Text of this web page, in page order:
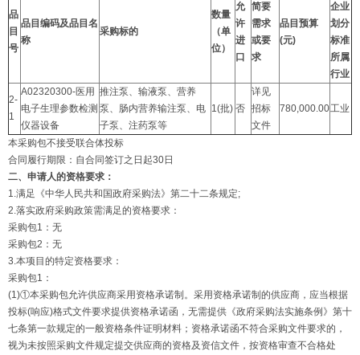
品
目
号
品目编码及品目名
称
采购标的
数量
（单
位）
允
许
进
口
简要
需求
或要
求
品目预算
(元)
企业
划分
标准
所属
行业
2-
1
A02320300-医用
电子生理参数检测
仪器设备
推注泵、输液泵、营养
泵、肠内营养输注泵、电
子泵、注药泵等
1(批) 否
详见
招标
文件
780,000.00工业
本采购包不接受联合体投标
合同履行期限：自合同签订之日起30日
二、申请人的资格要求：
1.满足《中华人民共和国政府采购法》第二十二条规定;
2.落实政府采购政策需满足的资格要求：
采购包1：无
采购包2：无
3.本项目的特定资格要求：
采购包1：
(1)①本采购包允许供应商采用资格承诺制。采用资格承诺制的供应商，应当根据
投标(响应)格式文件要求提供资格承诺函，无需提供《政府采购法实施条例》第十
七条第一款规定的一般资格条件证明材料；资格承诺函不符合采购文件要求的，
视为未按照采购文件规定提交供应商的资格及资信文件，按资格审查不合格处